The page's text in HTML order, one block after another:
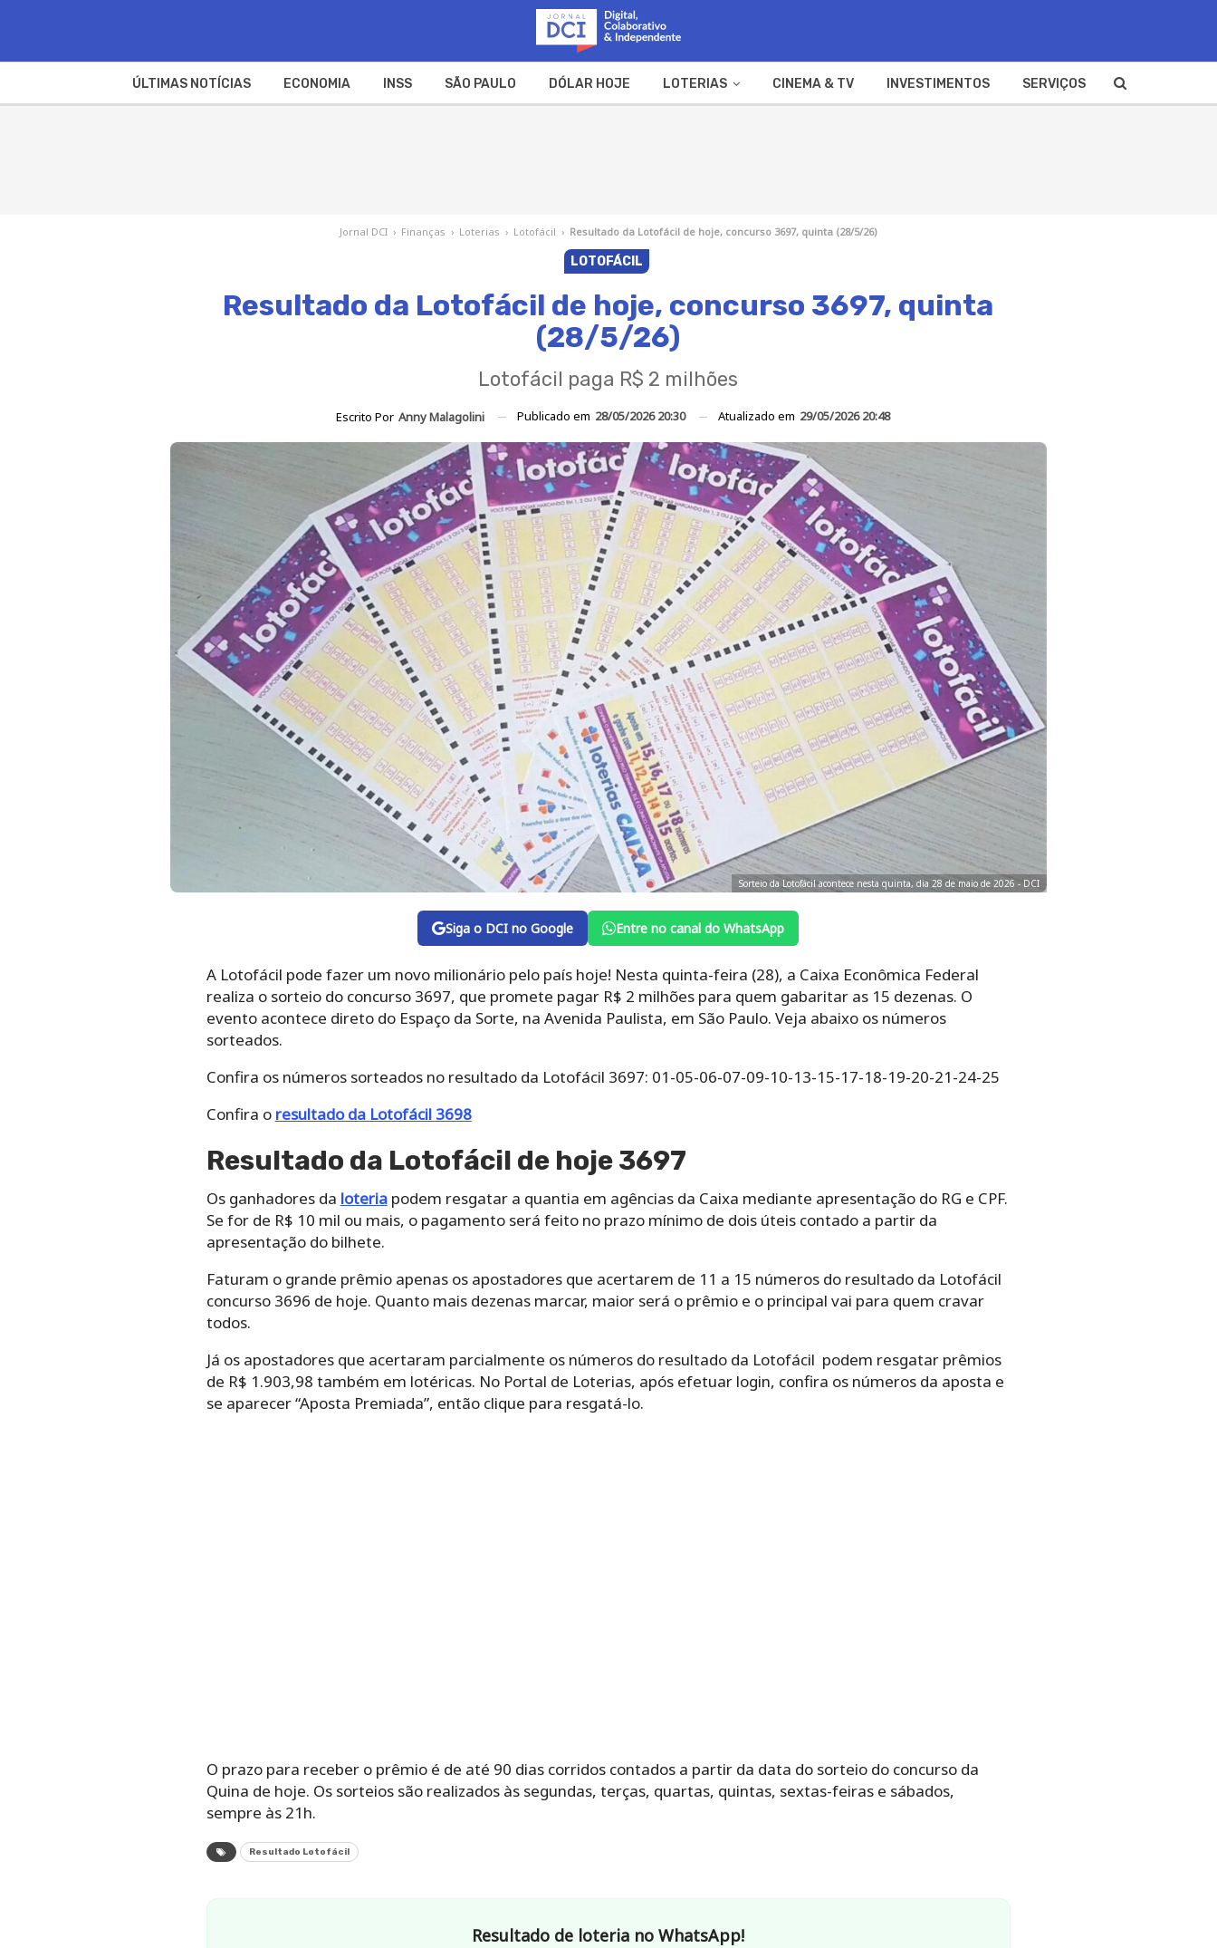
ÚLTIMAS NOTÍCIAS ECONOMIA INSS SÃO PAULO DÓLAR HOJE LOTERIAS CINEMA & TV INVESTIMENTOS SERVIÇOS
Jornal DCI › Finanças › Loterias › Lotofácil › Resultado da Lotofácil de hoje, concurso 3697, quinta (28/5/26)
LOTOFÁCIL
Resultado da Lotofácil de hoje, concurso 3697, quinta
(28/5/26)
Lotofácil paga R$ 2 milhões
Escrito Por Anny Malagolini Publicado em 28/05/2026 20:30 Atualizado em 29/05/2026 20:48
Sorteio da Lotofácil acontece nesta quinta, dia 28 de maio de 2026 - DCI
Siga o DCI no Google Entre no canal do WhatsApp
A Lotofácil pode fazer um novo milionário pelo país hoje! Nesta quinta-feira (28), a Caixa Econômica Federal
realiza o sorteio do concurso 3697, que promete pagar R$ 2 milhões para quem gabaritar as 15 dezenas. O
evento acontece direto do Espaço da Sorte, na Avenida Paulista, em São Paulo. Veja abaixo os números
sorteados.
Confira os números sorteados no resultado da Lotofácil 3697: 01-05-06-07-09-10-13-15-17-18-19-20-21-24-25
Confira o resultado da Lotofácil 3698
Resultado da Lotofácil de hoje 3697
Os ganhadores da loteriapodem resgatar a quantia em agências da Caixa mediante apresentação do RG e CPF.
Se for de R$ 10 mil ou mais, o pagamento será feito no prazo mínimo de dois úteis contado a partir da
apresentação do bilhete.
Faturam o grande prêmio apenas os apostadores que acertarem de 11 a 15 números do resultado da Lotofácil
concurso 3696 de hoje. Quanto mais dezenas marcar, maior será o prêmio e o principal vai para quem cravar
todos.
Já os apostadores que acertaram parcialmente os números do resultado da Lotofácil podem resgatar prêmios
de R$ 1.903,98 também em lotéricas. No Portal de Loterias, após efetuar login, confira os números da aposta e
se aparecer “Aposta Premiada”, então clique para resgatá-lo.
O prazo para receber o prêmio é de até 90 dias corridos contados a partir da data do sorteio do concurso da
Quina de hoje. Os sorteios são realizados às segundas, terças, quartas, quintas, sextas-feiras e sábados,
sempre às 21h.
Resultado Lotofácil
Resultado de loteria no WhatsApp!